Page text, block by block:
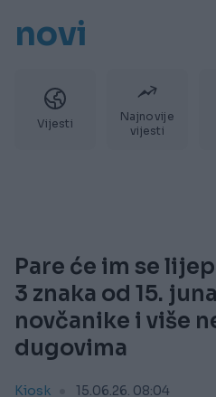
novi
Vijesti
Najnovije
vijesti
Pare će im se
3 znaka od 15.
novčanike i više
dugovima
Kiosk 15.06.26. 08:04